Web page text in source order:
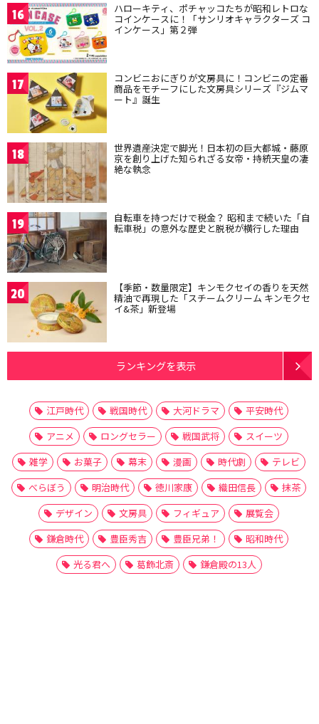
16 ハローキティ、ポチャッコたちが昭和レトロな
コインケースに！「サンリオキャラクターズ コ
インケース」第２弾
17 コンビニおにぎりが文房具に！コンビニの定番
商品をモチーフにした文房具シリーズ『ジムマ
ート』誕生
18 世界遺産決定で脚光！日本初の巨大都城・藤原
京を創り上げた知られざる女帝・持統天皇の凄
絶な執念
19 自転車を持つだけで税金？ 昭和まで続いた「自
転車税」の意外な歴史と脱税が横行した理由
20 【季節・数量限定】キンモクセイの香りを天然
精油で再現した「スチームクリーム キンモクセ
イ&茶」新登場
ランキングを表示
江戸時代 戦国時代 大河ドラマ
平安時代
アニメ
ロングセラー 戦国武将
スイーツ
雑学
お菓子 幕末 漫画 時代劇
テレビ
べらぼう
明治時代 徳川家康 織田信長
抹茶
デザイン
文房具 フィギュア
展覧会
鎌倉時代
豊臣秀吉 豊臣兄弟！
昭和時代
光る君へ
葛飾北斎 鎌倉殿の13人